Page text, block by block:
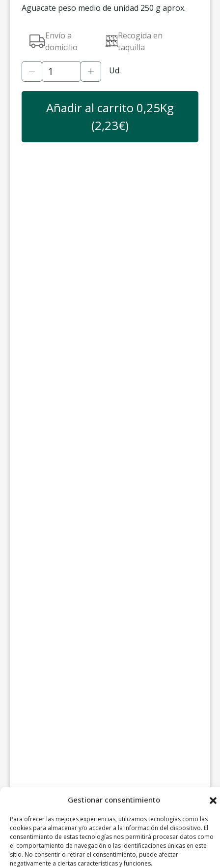
Gestionar consentimiento
Para ofrecer las mejores experiencias, utilizamos tecnologías como las
cookies para almacenar y/o acceder a la información del dispositivo. El
consentimiento de estas tecnologías nos permitirá procesar datos como
el comportamiento de navegación o las identificaciones únicas en este
sitio. No consentir o retirar el consentimiento, puede afectar
negativamente a ciertas características y funciones.
Aguacate peso medio de unidad 250 g aprox.
Envío a
domicilio
Recogida en
taquilla
Ud.
Añadir al carrito 0,25Kg
(2,23€)